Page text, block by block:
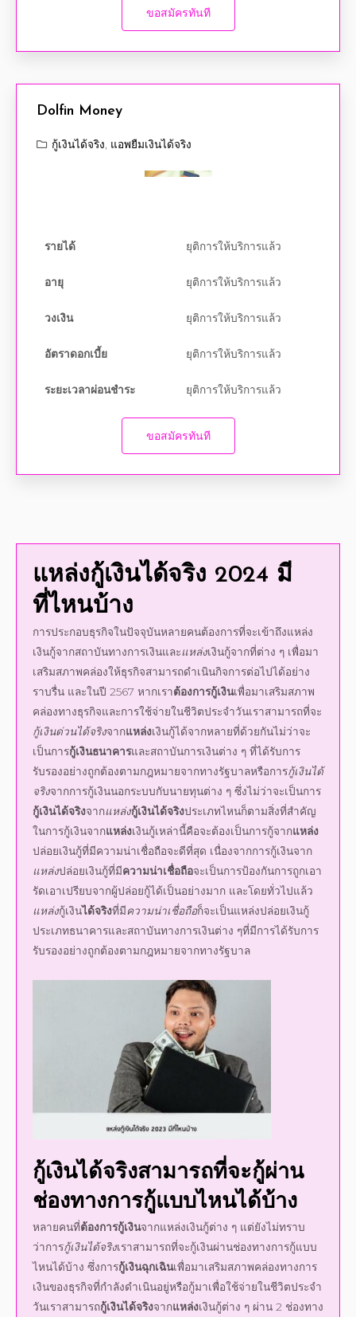
ขอสมัครทันที
Dolfin Money
กู้เงินได้จริง แอพยืมเงินได้จริง
รายได้ ยุติการให้บริการแล้ว
อายุ ยุติการให้บริการแล้ว
วงเงิน ยุติการให้บริการแล้ว
อัตราดอกเบี้ย ยุติการให้บริการแล้ว
ระยะเวลาผ่อนชำระ ยุติการให้บริการแล้ว
ขอสมัครทันที
แหล่งกู้เงินได้จริง 2024 มี
ที่ไหนบ้าง
การประกอบธุรกิจในปัจจุบันหลายคนต้องการที่จะเข้าถึงแหล่ง
เงินกู้จากสถาบันทางการเงินและแหล่งเงินกู้จากที่ต่าง ๆ เพื่อมา
เสริมสภาพคล่องให้ธุรกิจสามารถดำเนินกิจการต่อไปได้อย่าง
ราบรื่น และในปี 2567 หากเราต้องการกู้เงินเพื่อมาเสริมสภาพ
คล่องทางธุรกิจและการใช้จ่ายในชีวิตประจำวันเราสามารถที่จะ
กู้เงินด่วนได้จริงจากแหล่งเงินกู้ได้จากหลายที่ด้วยกันไม่ว่าจะ
เป็นการกู้เงินธนาคารและสถาบันการเงินต่าง ๆ ที่ได้รับการ
รับรองอย่างถูกต้องตามกฎหมายจากทางรัฐบาลหรือการกู้เงินได้
จริงจากการกู้เงินนอกระบบกับนายทุนต่าง ๆ ซึ่งไม่ว่าจะเป็นการ
กู้เงินได้จริงจากแหล่งกู้เงินได้จริงประเภทไหนก็ตามสิ่งที่สำคัญ
ในการกู้เงินจากแหล่งเงินกู้เหล่านี้คือจะต้องเป็นการกู้จากแหล่ง
ปล่อยเงินกู้ที่มีความน่าเชื่อถือจะดีที่สุด เนื่องจากการกู้เงินจาก
แหล่งปล่อยเงินกู้ที่มีความน่าเชื่อถือจะเป็นการป้องกันการถูกเอา
รัดเอาเปรียบจากผู้ปล่อยกู้ได้เป็นอย่างมาก และโดยทั่วไปแล้ว
แหล่งกู้เงินได้จริงที่มีความน่าเชื่อถือก็จะเป็นแหล่งปล่อยเงินกู้
ประเภทธนาคารและสถาบันทางการเงินต่าง ๆที่มีการได้รับการ
รับรองอย่างถูกต้องตามกฎหมายจากทางรัฐบาล
กู้เงินได้จริงสามารถที่จะกู้ผ่าน
ช่องทางการกู้แบบไหนได้บ้าง
หลายคนที่ต้องการกู้เงินจากแหล่งเงินกู้ต่าง ๆ แต่ยังไม่ทราบ
ว่าการกู้เงินได้จริงเราสามารถที่จะกู้เงินผ่านช่องทางการกู้แบบ
ไหนได้บ้าง ซึ่งการกู้เงินฉุกเฉินเพื่อมาเสริมสภาพคล่องทางการ
เงินของธุรกิจที่กำลังดำเนินอยู่หรือกู้มาเพื่อใช้จ่ายในชีวิตประจำ
วันเราสามารถกู้เงินได้จริงจากแหล่งเงินกู้ต่าง ๆ ผ่าน 2 ช่องทาง